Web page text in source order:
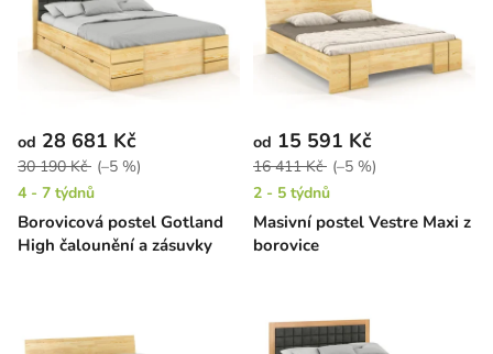
Borovicová postel Gotland
High čalounění a zásuvky
od 28 681 Kč
30 190 Kč (–5 %)
4 - 7 týdnů
Masivní postel Vestre Maxi z
borovice
od 15 591 Kč
16 411 Kč (–5 %)
2 - 5 týdnů